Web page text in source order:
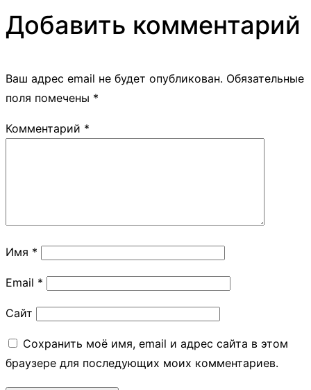
Добавить комментарий
Ваш адрес email не будет опубликован. Обязательные
поля помечены *
Комментарий *
Имя *
Email *
Сайт
Сохранить моё имя, email и адрес сайта в этом
браузере для последующих моих комментариев.